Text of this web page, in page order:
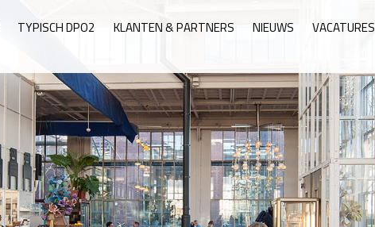
TYPISCH DPO2 KLANTEN & PARTNERS NIEUWS VACATURES